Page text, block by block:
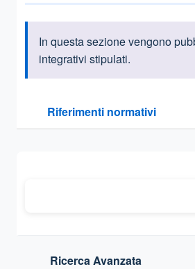
Informazioni
In questa sezione vengono
integrativi stipulati.
Riferimenti normativi
Sezione compressa
Ricerca Avanzata